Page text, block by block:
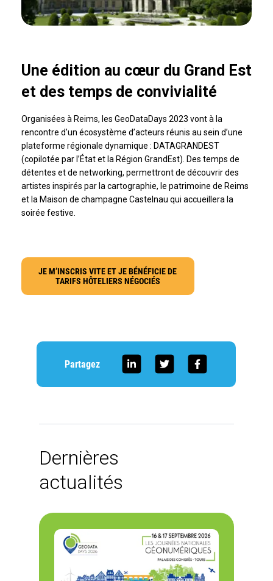
Une édition au cœur du Grand Est
et des temps de convivialité
Organisées à Reims, les GeoDataDays 2023 vont à la
rencontre d’un écosystème d’acteurs réunis au sein d’une
plateforme régionale dynamique : DATAGRANDEST
(copilotée par l’État et la Région GrandEst). Des temps de
détentes et de networking, permettront de découvrir des
artistes inspirés par la cartographie, le patrimoine de Reims
et la Maison de champagne Castelnau qui accueillera la
soirée festive.
JE M’INSCRIS VITE ET JE BÉNÉFICIE DE
TARIFS HÔTELIERS NÉGOCIÉS
Partagez
Dernières
actualités